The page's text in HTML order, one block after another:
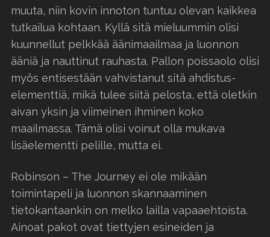
muuta, niin kovin innoton tuntuu olevan kaikkea
tutkailua kohtaan. Kyllä sitä mieluummin olisi
kuunnellut pelkkää äänimaailmaa ja luonnon
ääniä ja nauttinut rauhasta. Pallon poissaolo olisi
myös entisestään vahvistanut sitä ahdistus-
elementtiä, mikä tulee siitä pelosta, että oletkin
aivan yksin ja viimeinen ihminen koko
maailmassa. Tämä olisi voinut olla mukava
lisäelementti pelille, mutta ei.
Robinson – The Journey ei ole mikään
toimintapeli ja luonnon skannaaminen
tietokantaankin on melko lailla vapaaehtoista.
Ainoat pakot ovat tiettyjen esineiden ja